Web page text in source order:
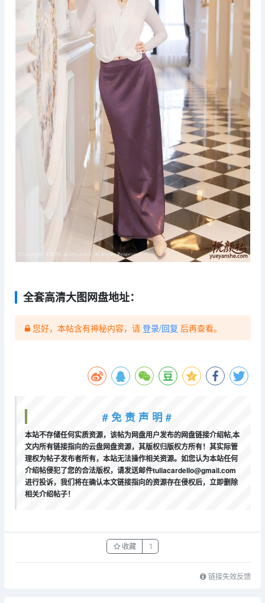
全套高清大图网盘地址：
您好，本帖含有神秘内容，请 登录/回复 后再查看。
# 免 责 声 明 #
本站不存储任何实质资源，该帖为网盘用户发布的网盘链接介绍帖,本
文内所有链接指向的云盘网盘资源，其版权归版权方所有！其实际管
理权为帖子发布者所有，本站无法操作相关资源。如您认为本站任何
介绍帖侵犯了您的合法版权，请发送邮件tuliacardello@gmail.com
进行投诉，我们将在确认本文链接指向的资源存在侵权后，立即删除
相关介绍帖子！
收藏 1
链接失效反馈